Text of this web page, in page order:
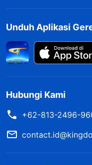
Unduh Aplikasi
Hubungi Kami
+62-813-2496-